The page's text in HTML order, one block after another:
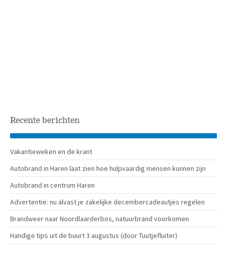
Recente berichten
Vakantieweken en de krant
Autobrand in Haren laat zien hoe hulpvaardig mensen kunnen zijn
Autobrand in centrum Haren
Advertentie: nu alvast je zakelijke decembercadeautjes regelen
Brandweer naar Noordlaarderbos, natuurbrand voorkomen
Handige tips uit de buurt 3 augustus (door Tuutjefluiter)